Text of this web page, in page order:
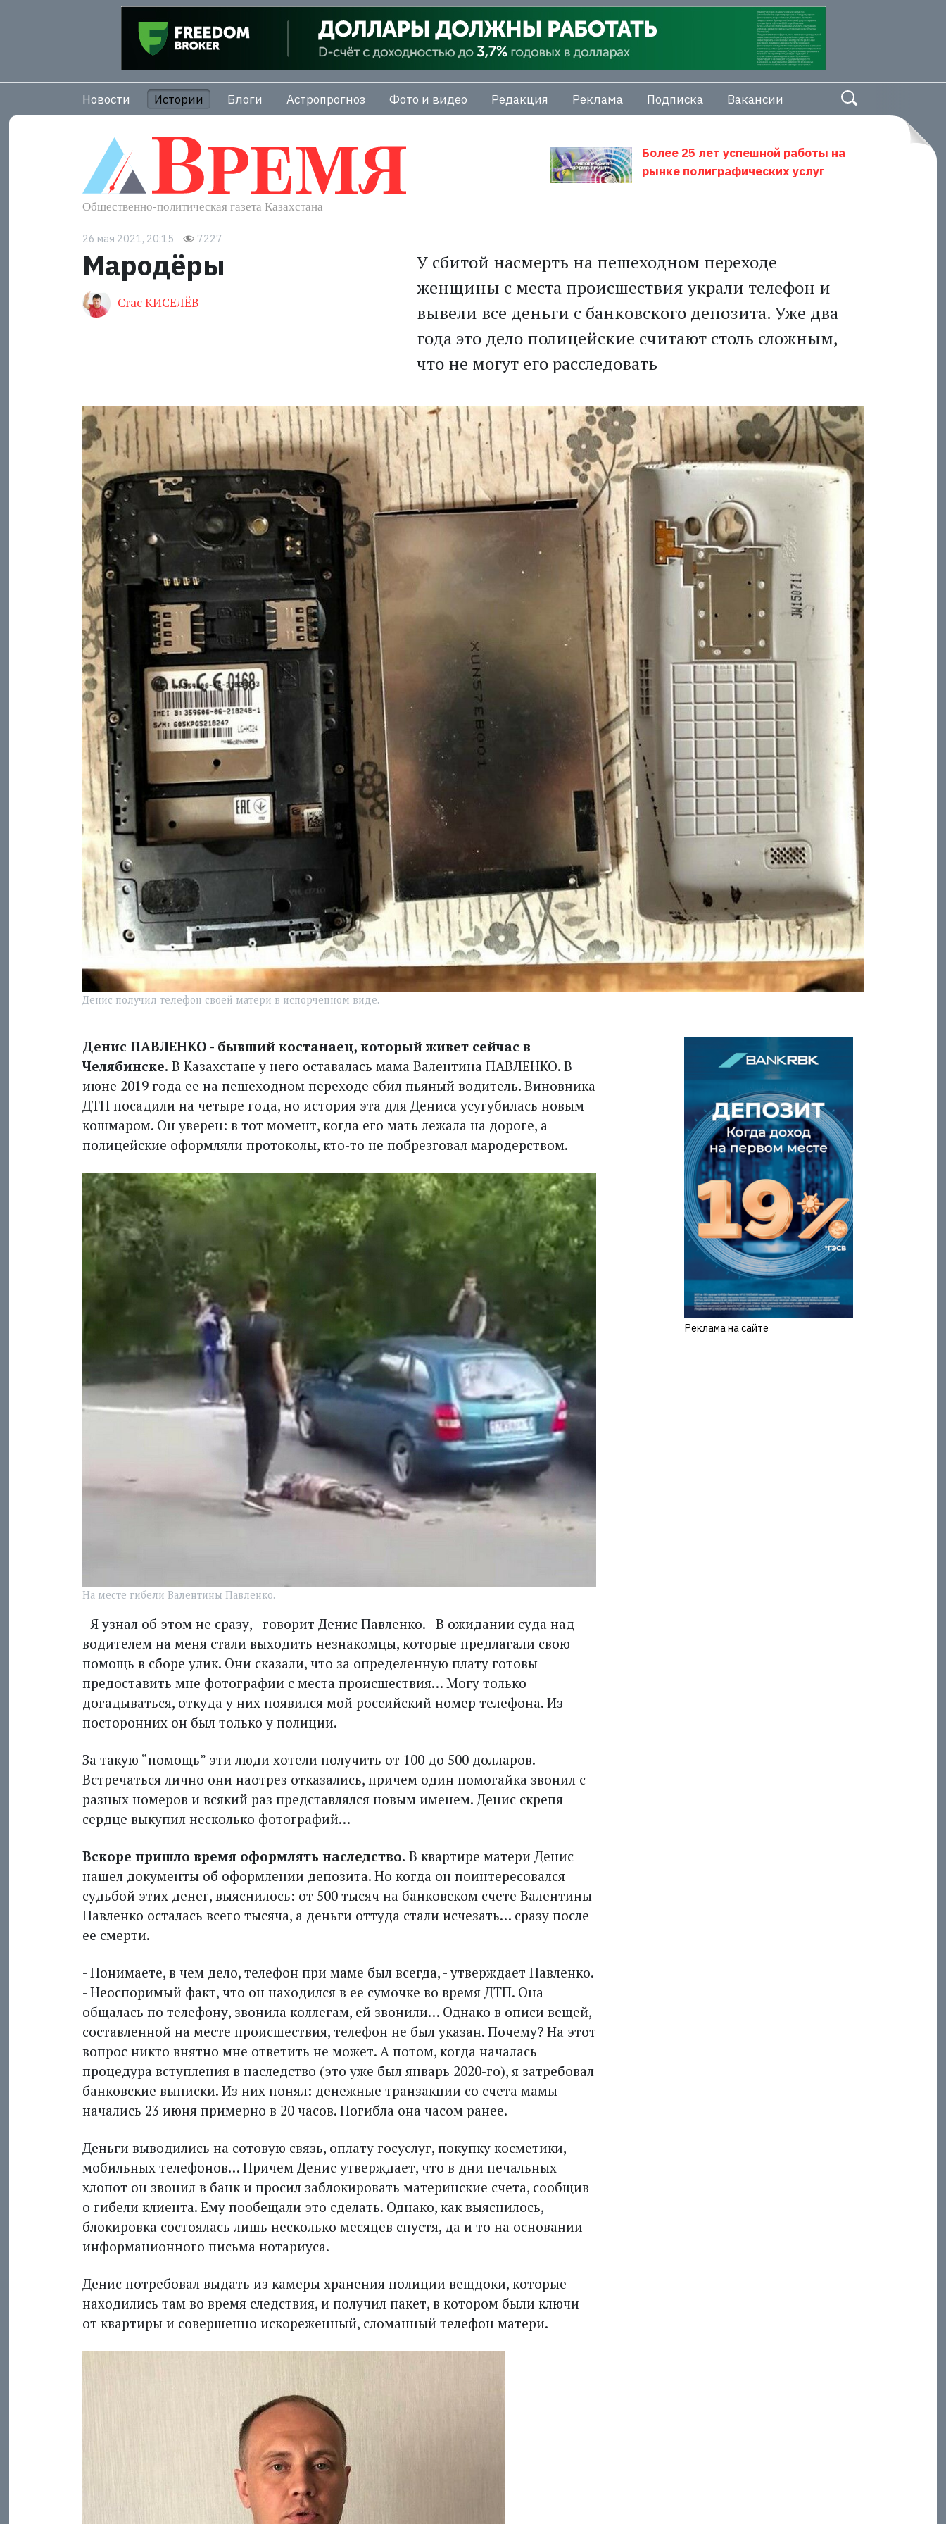
Новости Истории Блоги Астропрогноз Фото и видео Редакция Реклама Подписка Вакансии
Более 25 лет успешной работы на
рынке полиграфических услуг
26 мая 2021, 20:15 7227
Мародёры
Стас КИСЕЛЁВ
У сбитой насмерть на пешеходном переходе
женщины с места происшествия украли телефон и
вывели все деньги с банковского депозита. Уже два
года это дело полицейские считают столь сложным,
что не могут его расследовать
Денис получил телефон своей матери в испорченном виде.
Денис ПАВЛЕНКО - бывший костанаец, который живет сейчас в
Челябинске. В Казахстане у него оставалась мама Валентина ПАВЛЕНКО. В
июне 2019 года ее на пешеходном переходе сбил пьяный водитель. Виновника
ДТП посадили на четыре года, но история эта для Дениса усугубилась новым
кошмаром. Он уверен: в тот момент, когда его мать лежала на дороге, а
полицейские оформляли протоколы, кто-то не побрезговал мародерством.
На месте гибели Валентины Павленко.
- Я узнал об этом не сразу, - говорит Денис Павленко. - В ожидании суда над
водителем на меня стали выходить незнакомцы, которые предлагали свою
помощь в сборе улик. Они сказали, что за определенную плату готовы
предоставить мне фотографии с места происшествия… Могу только
догадываться, откуда у них по­явился мой российский номер телефона. Из
посторонних он был только у полиции.
За такую “помощь” эти люди хотели получить от 100 до 500 долларов.
Встречаться лично они наотрез отказались, причем один помогайка звонил с
разных номеров и всякий раз представлялся новым именем. Денис скрепя
сердце выкупил несколько фото­графий…
Вскоре пришло время оформлять наследство. В квартире матери Денис
нашел документы об оформлении депозита. Но когда он поинтересовался
судьбой этих денег, выяснилось: от 500 тысяч на банковском счете Валентины
Павленко осталась всего тысяча, а деньги оттуда стали исчезать… сразу после
ее смерти.
- Понимаете, в чем дело, телефон при маме был всегда, - утверждает Павленко.
- Неоспоримый факт, что он находился в ее сумочке во время ДТП. Она
общалась по телефону, звонила коллегам, ей звонили… Однако в описи вещей,
составленной на месте происшествия, телефон не был указан. Почему? На этот
вопрос никто внятно мне ответить не может. А потом, когда началась
процедура вступления в наследство (это уже был январь 2020-го), я затребовал
банковские выписки. Из них понял: денежные транз­акции со счета мамы
начались 23 июня примерно в 20 часов. Погиб­ла она часом ранее.
Деньги выводились на сотовую связь, оплату госуслуг, покупку косметики,
мобильных телефонов… Причем Денис утверждает, что в дни печальных
хлопот он звонил в банк и просил заблокировать материнские счета, сообщив
о гибели клиента. Ему пообещали это сделать. Однако, как выяснилось,
блокировка состоялась лишь несколько месяцев спустя, да и то на основании
информационного письма нотариуса.
Денис потребовал выдать из камеры хранения полиции вещдоки, которые
находились там во время следствия, и получил пакет, в котором были ключи
от квартиры и совершенно искореженный, сломанный телефон матери.
Реклама на сайте